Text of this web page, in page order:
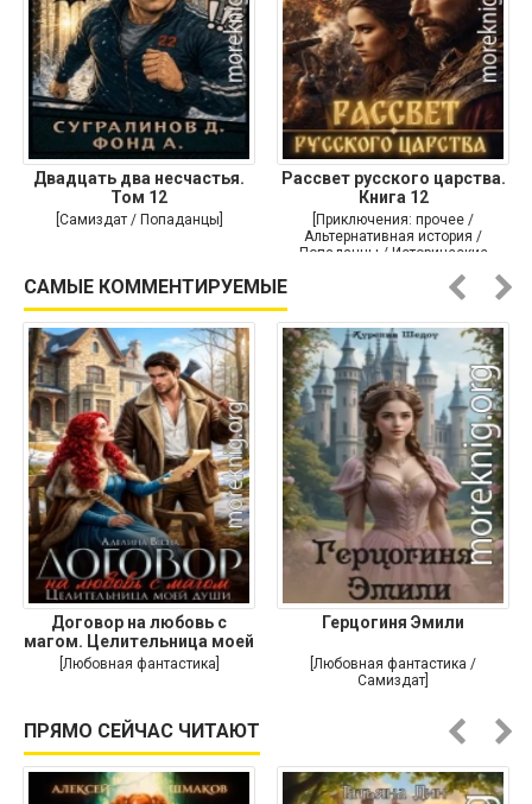
Двадцать два несчастья.
Том 12
[Самиздат / Попаданцы]
Рассвет русского царства.
Книга 12
[Приключения: прочее /
Альтернативная история /
Попаданцы / Исторические
САМЫЕ КОММЕНТИРУЕМЫЕ
Договор на любовь с
магом. Целительница моей
души
[Любовная фантастика]
Герцогиня Эмили
[Любовная фантастика /
Самиздат]
ПРЯМО СЕЙЧАС ЧИТАЮТ